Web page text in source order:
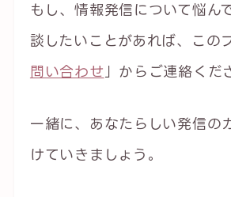
もし、情報発信について悩ん
談したいことがあれば、この
問い合わせ 」からご連絡くだ
一緒に、あなたらしい発信の
けていきましょう。